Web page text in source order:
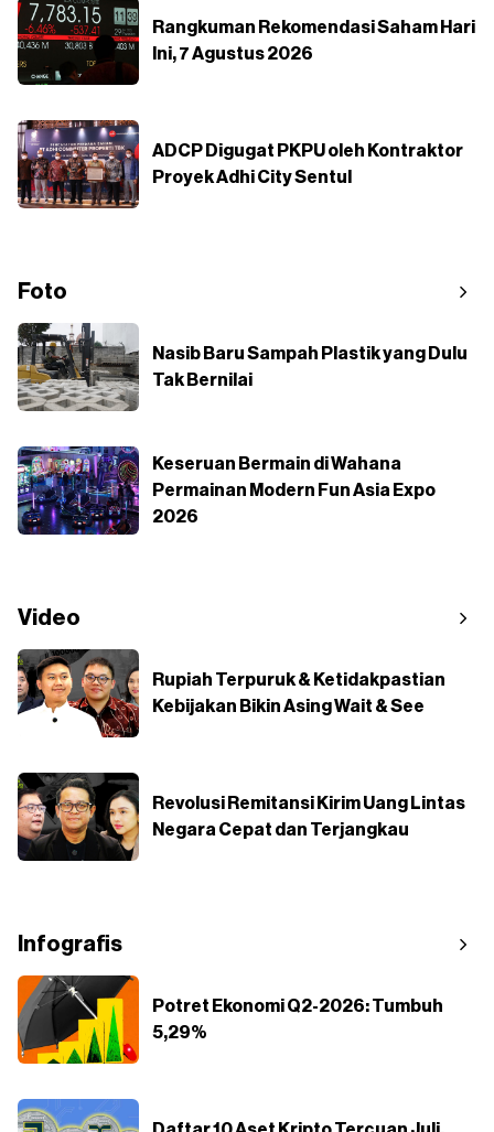
Rangkuman Rekomendasi Saham Hari
Ini, 7 Agustus 2026
ADCP Digugat PKPU oleh Kontraktor
Proyek Adhi City Sentul
Foto
Nasib Baru Sampah Plastik yang Dulu
Tak Bernilai
Keseruan Bermain di Wahana
Permainan Modern Fun Asia Expo
2026
Video
Rupiah Terpuruk & Ketidakpastian
Kebijakan Bikin Asing Wait & See
Revolusi Remitansi Kirim Uang Lintas
Negara Cepat dan Terjangkau
Infografis
Potret Ekonomi Q2-2026: Tumbuh
5,29%